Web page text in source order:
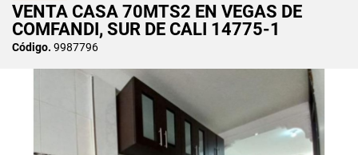
VENTA CASA 70MTS2 EN VEGAS DE
COMFANDI, SUR DE CALI 14775-1
Código. 9987796